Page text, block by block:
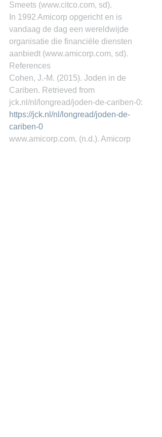
Smeets (www.citco.com, sd).
In 1992 Amicorp opgericht en is
vandaag de dag een wereldwijde
organisatie die financiële diensten
aanbiedt (www.amicorp.com, sd).
References
Cohen, J.-M. (2015). Joden in de
Cariben. Retrieved from
jck.nl/nl/longread/joden-de-cariben-0:
https://jck.nl/nl/longread/joden-de-
cariben-0
www.amicorp.com. (n.d.). Amicorp